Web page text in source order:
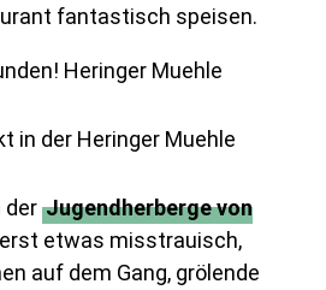
fantastisch speisen.
der Jugendherberge von
etwas misstrauisch,
auf dem Gang, grölende